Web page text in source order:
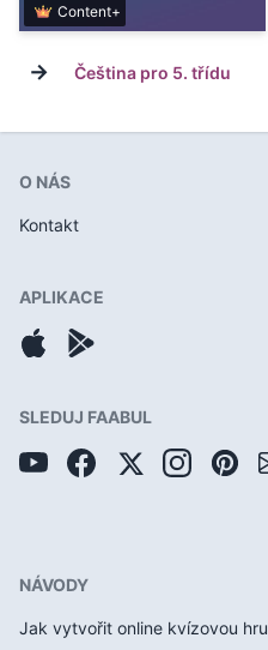
Content+
→ Čeština pro 5. třídu
O NÁS
Kontakt
APLIKACE
SLEDUJ FAABUL
NÁVODY
Jak vytvořit online kvízovou hru